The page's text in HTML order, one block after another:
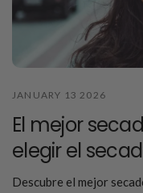
JANUARY 13 2026
El mejor
elegir el
Descubre el mejor